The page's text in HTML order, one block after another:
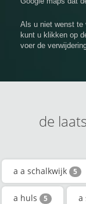
Als u niet wenst te
kunt u klikken op
voer de
de
a a schalkwijk 5
a huls 5 a